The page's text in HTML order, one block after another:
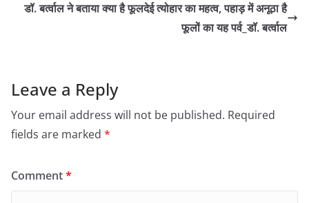
डॉ. बर्त्वाल ने बताया क्या है फूलदेई त्योहार का महत्व, पहाड़ में अनूठा है
फूलों का यह पर्व_डॉ. बर्त्वाल
Leave a Reply
Your email address will not be published. Required
fields are marked *
Comment*